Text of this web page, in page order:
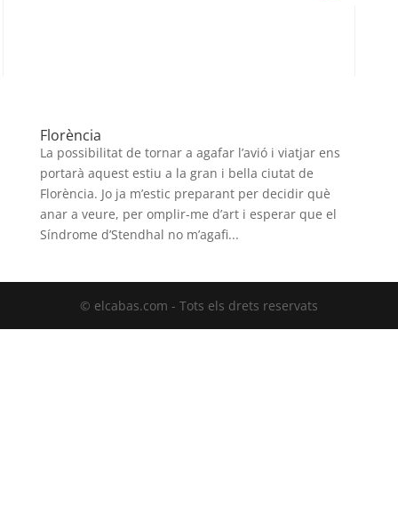
Florència
La possibilitat de tornar a agafar l’avió i viatjar ens
portarà aquest estiu a la gran i bella ciutat de
Florència. Jo ja m’estic preparant per decidir què
anar a veure, per omplir-me d’art i esperar que el
Síndrome d’Stendhal no m’agafi...
© elcabas.com - Tots els drets reservats